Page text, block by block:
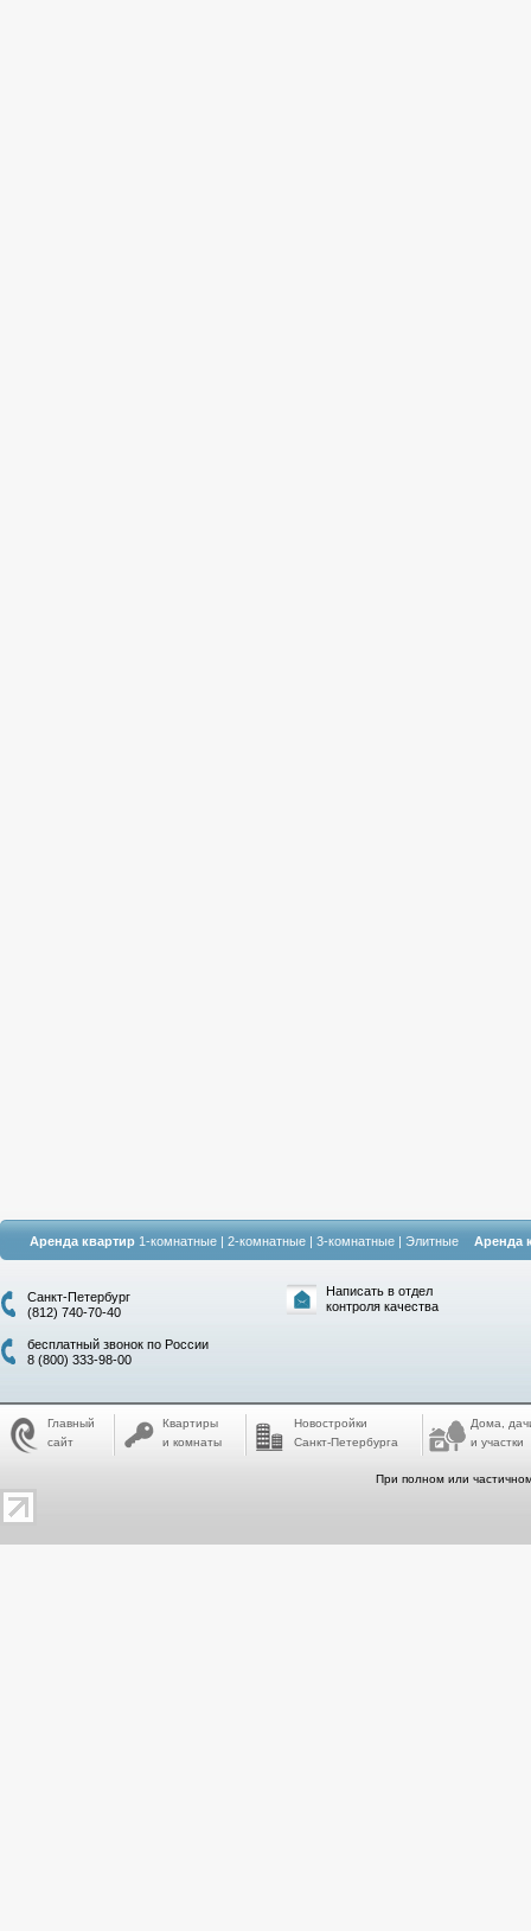
Аренда квартир 1-комнатные | 2-комнатные | 3-комнатные | Элитные Аренда
Санкт-Петербург
(812) 740-70-40
бесплатный звонок по России
8 (800) 333-98-00
Написать в отдел
контроля качества
Главный
сайт
Квартиры
и комнаты
Новостройки
Санкт-Петербурга
Дома,
и участки
При полном или